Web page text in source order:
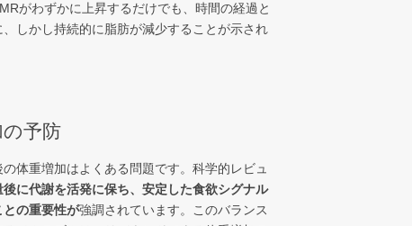
がわずかに上昇するだけでも、時間の経過と
、しかし持続的に脂肪が減少することが示され
予防
の体重増加はよくある問題です。科学的レビュ
後に代謝を活発に保ち、安定した食欲シグナル
の重要性が強調されています。このバランス